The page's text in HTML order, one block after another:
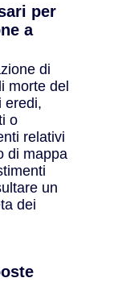
per
a
di
morte del
eredi,
o
relativi
di mappa
un
dei